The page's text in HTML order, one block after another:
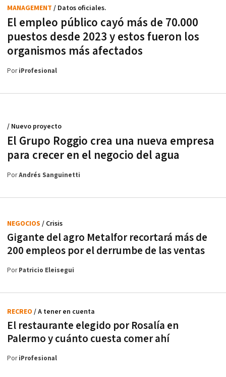
El empleo público cayó más de 70.000
puestos desde 2023 y estos fueron los
organismos más afectados
MANAGEMENT / Datos oficiales.
PoriProfesional
El Grupo Roggio crea una nueva empresa
para crecer en el negocio del agua
/ Nuevo proyecto
PorAndrés Sanguinetti
Gigante del agro Metalfor recortará más de
200 empleos por el derrumbe de las ventas
NEGOCIOS / Crisis
PorPatricio Eleisegui
El restaurante elegido por Rosalía en
Palermo y cuánto cuesta comer ahí
RECREO / A tener en cuenta
PoriProfesional